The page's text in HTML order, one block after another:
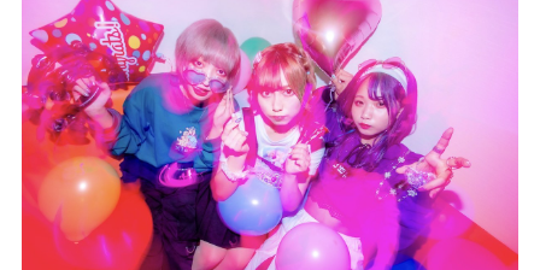
記事リクエスト
ログイン
LINK
muevoクラウドファンディング
muevoコミュニティ